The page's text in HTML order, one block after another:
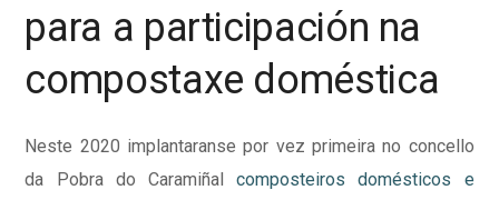
para a participación na
compostaxe doméstica
Neste 2020 implantaranse por vez primeira no concello
da Pobra do Caramiñalcomposteiros domésticos e